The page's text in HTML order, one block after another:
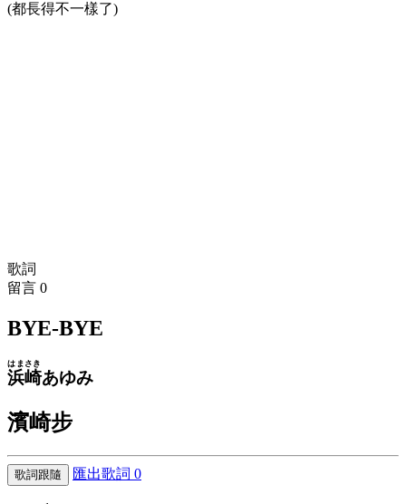
(都長得不一樣了)
歌詞
留言 0
BYE-BYE
浜崎
はまさき
あゆみ
濱崎步
歌詞跟隨 匯出歌詞 0